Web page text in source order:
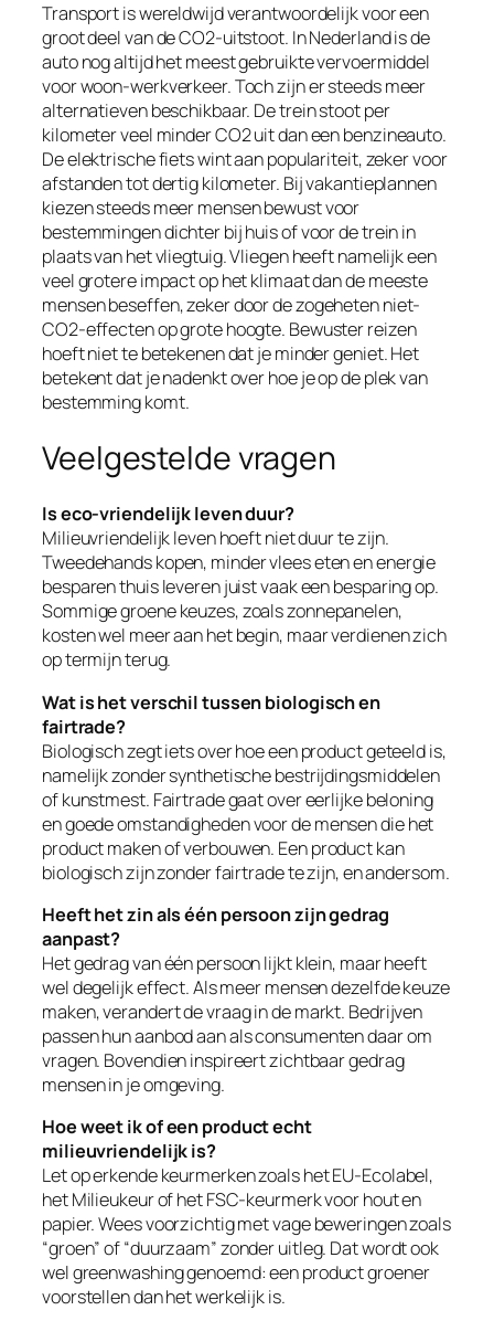
Transport is wereldwijd verantwoordelijk voor een
groot deel van de CO2-uitstoot. In Nederland is de
auto nog altijd het meest gebruikte vervoermiddel
voor woon-werkverkeer. Toch zijn er steeds meer
alternatieven beschikbaar. De trein stoot per
kilometer veel minder CO2 uit dan een benzineauto.
De elektrische fiets wint aan populariteit, zeker voor
afstanden tot dertig kilometer. Bij vakantieplannen
kiezen steeds meer mensen bewust voor
bestemmingen dichter bij huis of voor de trein in
plaats van het vliegtuig. Vliegen heeft namelijk een
veel grotere impact op het klimaat dan de meeste
mensen beseffen, zeker door de zogeheten niet-
CO2-effecten op grote hoogte. Bewuster reizen
hoeft niet te betekenen dat je minder geniet. Het
betekent dat je nadenkt over hoe je op de plek van
bestemming komt.
Veelgestelde vragen
Is eco-vriendelijk leven duur?
Milieuvriendelijk leven hoeft niet duur te zijn.
Tweedehands kopen, minder vlees eten en energie
besparen thuis leveren juist vaak een besparing op.
Sommige groene keuzes, zoals zonnepanelen,
kosten wel meer aan het begin, maar verdienen zich
op termijn terug.
Wat is het verschil tussen biologisch en
fairtrade?
Biologisch zegt iets over hoe een product geteeld is,
namelijk zonder synthetische bestrijdingsmiddelen
of kunstmest. Fairtrade gaat over eerlijke beloning
en goede omstandigheden voor de mensen die het
product maken of verbouwen. Een product kan
biologisch zijn zonder fairtrade te zijn, en andersom.
Heeft het zin als één persoon zijn gedrag
aanpast?
Het gedrag van één persoon lijkt klein, maar heeft
wel degelijk effect. Als meer mensen dezelfde keuze
maken, verandert de vraag in de markt. Bedrijven
passen hun aanbod aan als consumenten daar om
vragen. Bovendien inspireert zichtbaar gedrag
mensen in je omgeving.
Hoe weet ik of een product echt
milieuvriendelijk is?
Let op erkende keurmerken zoals het EU-Ecolabel,
het Milieukeur of het FSC-keurmerk voor hout en
papier. Wees voorzichtig met vage beweringen zoals
“groen” of “duurzaam” zonder uitleg. Dat wordt ook
wel greenwashing genoemd: een product groener
voorstellen dan het werkelijk is.